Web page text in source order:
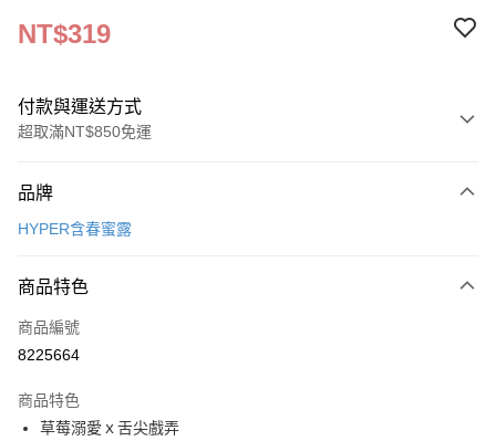
NT$319
付款與運送方式
超取滿NT$850免運
信用卡一次付款
LINE Pay
Apple Pay
悠遊付
品牌
HYPER含春蜜露
商品特色
商品編號
8225664
商品特色
草莓溺愛ｘ舌尖戲弄